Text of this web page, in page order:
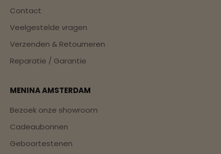
Contact
Veelgestelde vragen
Verzenden & Retourneren
Reparatie / Garantie
MENINA AMSTERDAM
Bezoek onze showroom
Cadeaubonnen
Geboortestenen